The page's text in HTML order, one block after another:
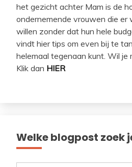
het gezicht achter Mam is de
ondernemende vrouwen die er
willen zonder dat hun hele
vindt hier tips om even bij te
helemaal tegenaan kunt. Wil je
Klik dan HIER
Welke blogpost zoek